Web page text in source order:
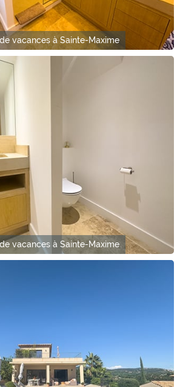
vacances à Sainte-Maxime
vacances à Sainte-Maxime